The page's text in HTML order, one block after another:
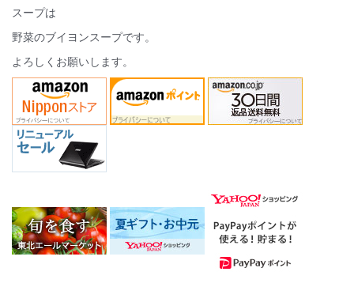
スープは
野菜のブイヨンスープです。
よろしくお願いします。